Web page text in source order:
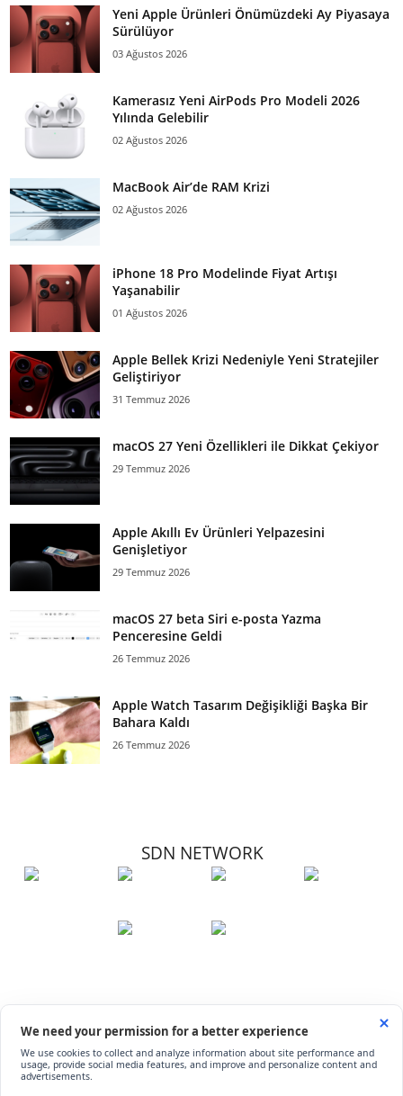
Yeni Apple Ürünleri Önümüzdeki Ay Piyasaya
Sürülüyor
03 Ağustos 2026
Kamerasız Yeni AirPods Pro Modeli 2026
Yılında Gelebilir
02 Ağustos 2026
MacBook Air’de RAM Krizi
02 Ağustos 2026
iPhone 18 Pro Modelinde Fiyat Artışı
Yaşanabilir
01 Ağustos 2026
Apple Bellek Krizi Nedeniyle Yeni Stratejiler
Geliştiriyor
31 Temmuz 2026
macOS 27 Yeni Özellikleri ile Dikkat Çekiyor
29 Temmuz 2026
Apple Akıllı Ev Ürünleri Yelpazesini
Genişletiyor
29 Temmuz 2026
macOS 27 beta Siri e-posta Yazma
Penceresine Geldi
26 Temmuz 2026
Apple Watch Tasarım Değişikliği Başka Bir
Bahara Kaldı
26 Temmuz 2026
SDN NETWORK